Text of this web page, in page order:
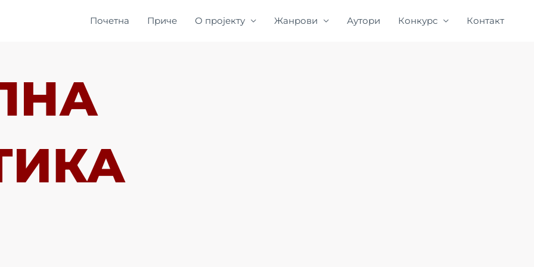
Почетна Приче О пројекту Жанрови Аутори Конкурс Контакт